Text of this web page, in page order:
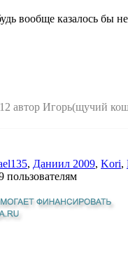
вообще казалось бы
автор Игорь(щучий
, Даниил 2009, Kori,
пользователям